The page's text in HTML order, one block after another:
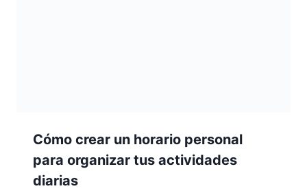
Cómo crear un horario personal
para organizar tus actividades
diarias